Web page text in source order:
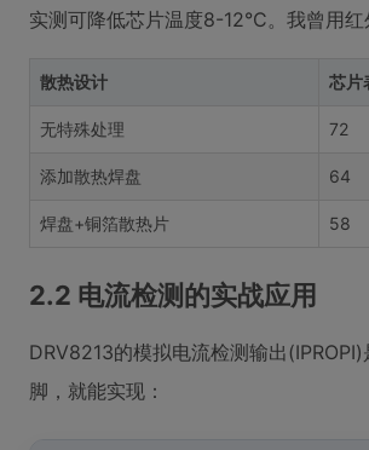
实测可降低芯片温度8-12°C。我曾用
散热设计 芯
无特殊处理 72
添加散热焊盘 64
焊盘+铜箔散热片 58
2.2 电流检测的实战应用
DRV8213的模拟电流检测输出
脚，就能实现：